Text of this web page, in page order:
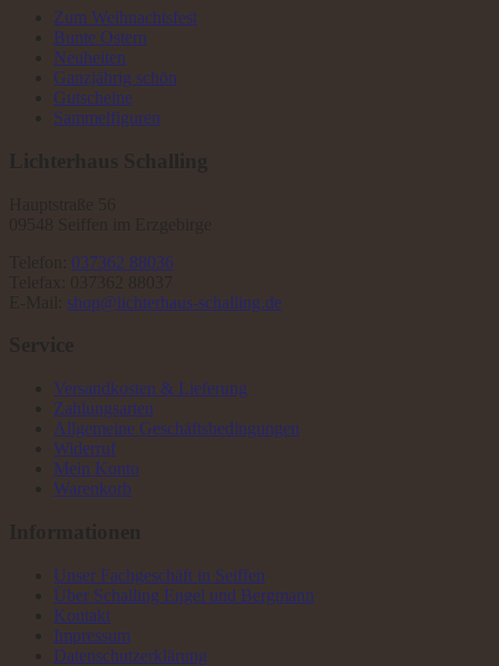
Zum Weihnachtsfest
Bunte Ostern
Neuheiten
Ganzjährig schön
Gutscheine
Sammelfiguren
037362 88036
shop@lichterhaus-schalling.de
Versandkosten & Lieferung
Zahlungsarten
Allgemeine Geschäftsbedingungen
Widerruf
Mein Konto
Warenkorb
Unser Fachgeschäft in Seiffen
Über Schalling Engel und Bergmann
Kontakt
Impressum
Datenschutzerklärung